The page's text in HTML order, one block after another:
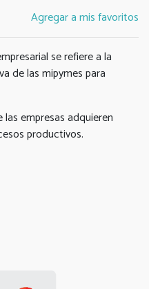
Agregar a mis favoritos
se refiere a la
de las mipymes para
empresas adquieren
productivos.